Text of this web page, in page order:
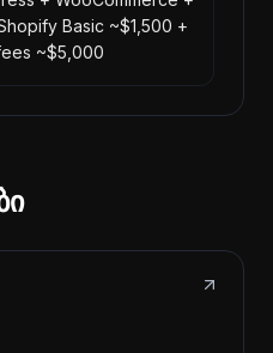
Basic ~$1,500 +
~$5,000